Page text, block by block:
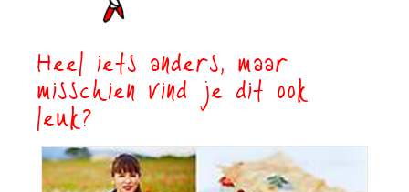
Heel iets anders, maar
misschien vind je dit ook
leuk?